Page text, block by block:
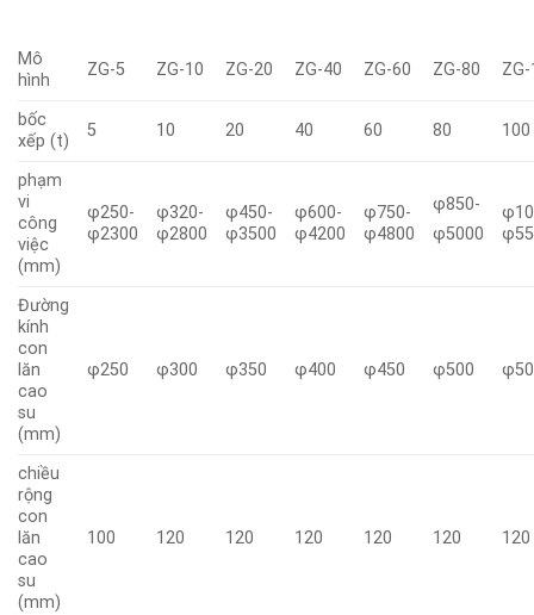
Mô
hình
ZG-5 ZG-10 ZG-20 ZG-40 ZG-60 ZG-80
bốc
xếp (t)
5 10 20 40 60 80 100
phạm
vi
công
việc
(mm)
φ250-
φ2300
φ320-
φ2800
φ450-
φ3500
φ600-
φ4200
φ750-
φ4800
φ850-
φ5000
Đường
kính
con
lăn
cao
su
(mm)
φ250 φ300 φ350 φ400 φ450 φ500
chiều
rộng
con
lăn
cao
su
(mm)
100 120 120 120 120 120 120